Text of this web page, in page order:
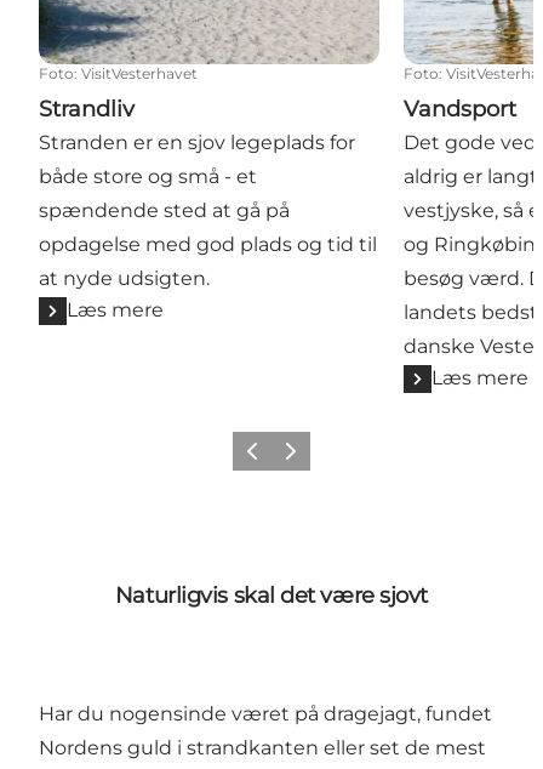
Foto: VisitVesterhavet
Strandliv
Stranden er en sjov legeplads for
både store og små - et
spændende sted at gå på
opdagelse med god plads og tid til
at nyde udsigten.
Læs mere
Foto:
Vandsport
Det gode ved
aldrig er
vestjyske, så
og
besøg værd.
landets
danske
Læs mere
ForrigeNæste
Naturligvis skal det være sjovt
Har du nogensinde været på dragejagt, fundet
Nordens guld i strandkanten eller set de mest